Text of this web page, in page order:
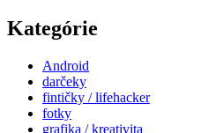
Kategórie
Android
darčeky
fintičky / lifehacker
fotky
grafika / kreativita